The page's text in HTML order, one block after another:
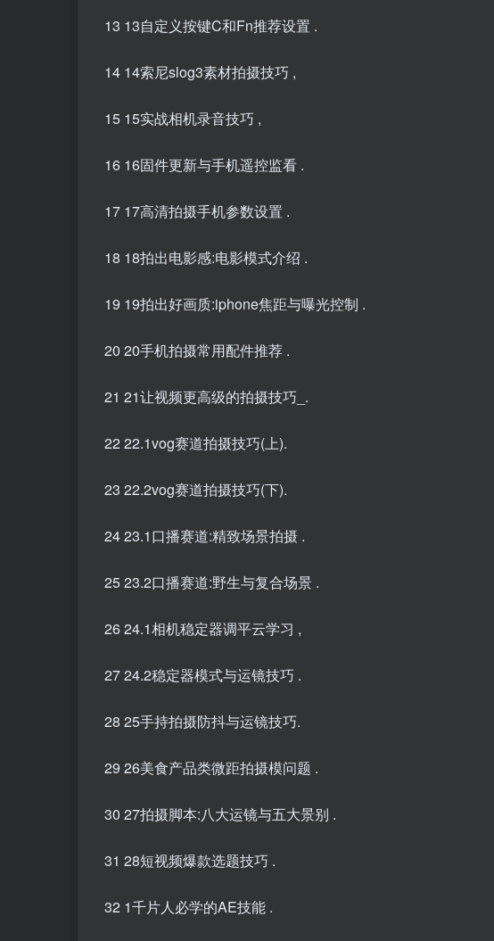
13 13自定义按键C和Fn推荐设置 .
14 14索尼slog3素材拍摄技巧 ,
15 15实战相机录音技巧 ,
16 16固件更新与手机遥控监看 .
17 17高清拍摄手机参数设置 .
18 18拍出电影感:电影模式介绍 .
19 19拍出好画质:iphone焦距与曝光控制 .
20 20手机拍摄常用配件推荐 .
21 21让视频更高级的拍摄技巧_.
22 22.1vog赛道拍摄技巧(上).
23 22.2vog赛道拍摄技巧(下).
24 23.1口播赛道:精致场景拍摄 .
25 23.2口播赛道:野生与复合场景 .
26 24.1相机稳定器调平云学习 ,
27 24.2稳定器模式与运镜技巧 .
28 25手持拍摄防抖与运镜技巧.
29 26美食产品类微距拍摄模问题 .
30 27拍摄脚本:八大运镜与五大景别 .
31 28短视频爆款选题技巧 .
32 1千片人必学的AE技能 .